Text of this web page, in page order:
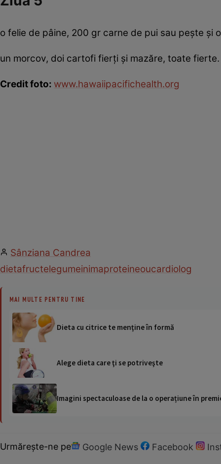
o felie de pâine, 200 gr carne de pui sau peşte şi
un morcov, doi cartofi fierţi şi mazăre, toate fierte.
Credit foto: www.hawaiipacifichealth.org
Sânziana Candrea
dietafructelegumeinimaproteineoucardiolog
MAI MULTE PENTRU TINE
Dieta cu citrice te menţine în formă
Alege dieta care ţi se potriveşte
Imagini spectaculoase de la o operațiune în
Urmărește-ne pe Google News Facebook